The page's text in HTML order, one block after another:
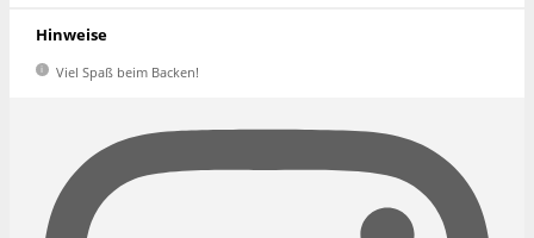
Hinweise
Viel Spaß beim Backen!